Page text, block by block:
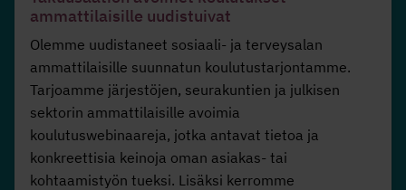
ammattilaisille uudistuivat
Olemme uudistaneet sosiaali- ja terveysalan
ammattilaisille suunnatun koulutustarjontamme.
Tarjoamme järjestöjen, seurakuntien ja julkisen
sektorin ammattilaisille avoimia
koulutuswebinaareja, jotka antavat tietoa ja
konkreettisia keinoja oman asiakas- tai
kohtaamistyön tueksi. Lisäksi kerromme